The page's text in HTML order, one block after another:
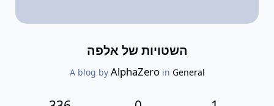
השטויות של אלפה
A blog by AlphaZeroin General